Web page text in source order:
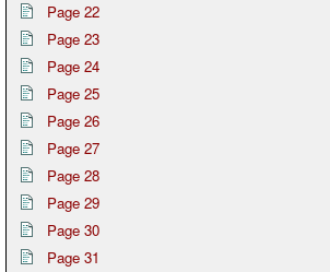
Page 22
Page 23
Page 24
Page 25
Page 26
Page 27
Page 28
Page 29
Page 30
Page 31